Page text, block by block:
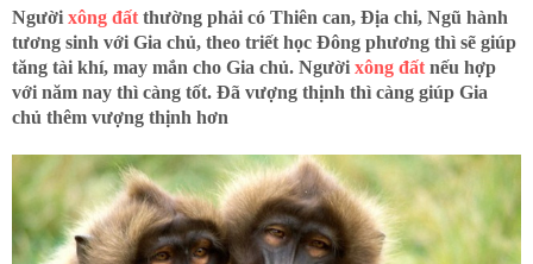
Người xông đấtthường phải có Thiên can, Địa chi, Ngũ hành
tương sinh với Gia chủ, theo triết học Đông phương thì sẽ giúp
tăng tài khí, may mắn cho Gia chủ. Người xông đấtnếu hợp
với năm nay thì càng tốt. Đã vượng thịnh thì càng giúp Gia
chủ thêm vượng thịnh hơn